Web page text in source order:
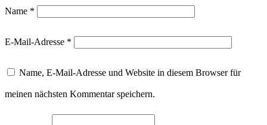
Name *
E-Mail-Adresse *
Name, E-Mail-Adresse und Website in diesem Browser für
meinen nächsten Kommentar speichern.